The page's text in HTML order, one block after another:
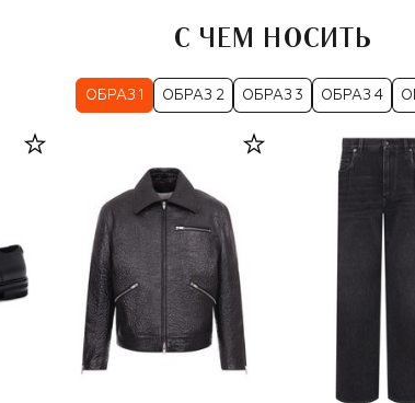
С ЧЕМ НОСИТЬ
ОБРАЗ 1 ОБРАЗ 2 ОБРАЗ 3 ОБРАЗ 4